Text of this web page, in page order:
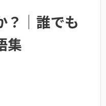
？｜誰でも
集